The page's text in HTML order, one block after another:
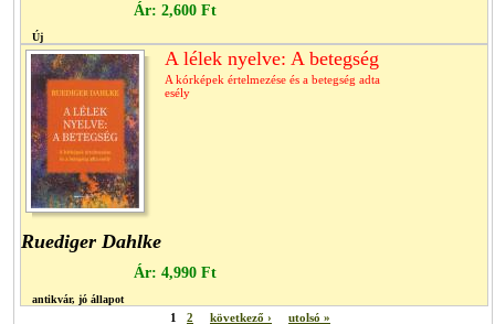
Ár: 2,600 Ft
Új
A lélek nyelve: A betegség
A kórképek értelmezése és a betegség adta
esély
Ruediger Dahlke
Ár: 4,990 Ft
antikvár, jó állapot
1 2 következő › utolsó »